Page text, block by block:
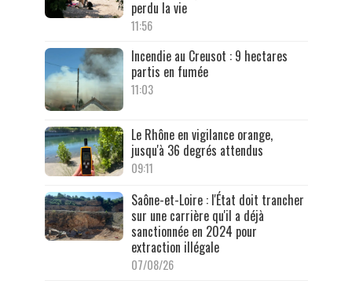
perdu la vie
11:56
Incendie au Creusot : 9 hectares
partis en fumée
11:03
Le Rhône en vigilance orange,
jusqu'à 36 degrés attendus
09:11
Saône-et-Loire : l'État doit trancher
sur une carrière qu'il a déjà
sanctionnée en 2024 pour
extraction illégale
07/08/26